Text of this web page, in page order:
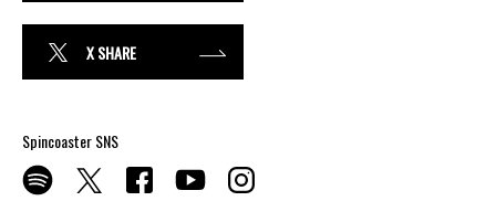
X SHARE
Spincoaster SNS